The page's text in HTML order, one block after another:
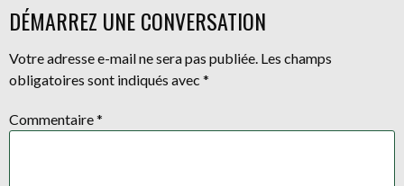
ARTICLES
DÉMARREZ UNE CONVERSATION
Votre adresse e-mail ne sera pas publiée. Les champs
obligatoires sont indiqués avec *
Commentaire*